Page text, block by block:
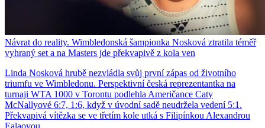
Návrat do reality. Wimbledonská šampionka Nosková ztratila téměř
vyhraný set a na Masters jde překvapivě z kola ven
Linda Nosková hrubě nezvládla svůj první zápas od životního
triumfu ve Wimbledonu. Perspektivní česká reprezentantka na
turnaji WTA 1000 v Torontu podlehla Američance Caty
McNallyové 6:7, 1:6, když v úvodní sadě neudržela vedení 5:1.
Překvapivá vítězka se ve třetím kole utká s Filipínkou Alexandrou
Ealaovou.